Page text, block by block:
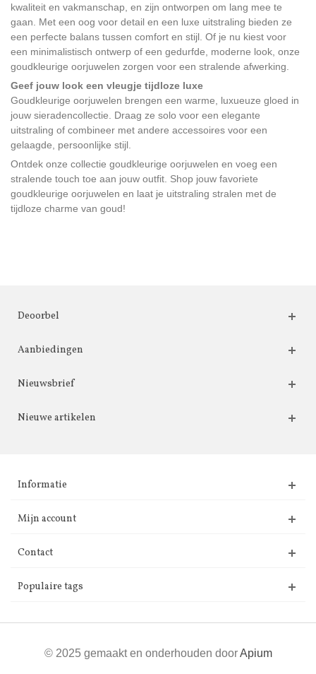
kwaliteit en vakmanschap, en zijn ontworpen om lang mee te
gaan. Met een oog voor detail en een luxe uitstraling bieden ze
een perfecte balans tussen comfort en stijl. Of je nu kiest voor
een minimalistisch ontwerp of een gedurfde, moderne look, onze
goudkleurige oorjuwelen zorgen voor een stralende afwerking.
Geef jouw look een vleugje tijdloze luxe
Goudkleurige oorjuwelen brengen een warme, luxueuze gloed in
jouw sieradencollectie. Draag ze solo voor een elegante
uitstraling of combineer met andere accessoires voor een
gelaagde, persoonlijke stijl.
Ontdek onze collectie goudkleurige oorjuwelen en voeg een
stralende touch toe aan jouw outfit. Shop jouw favoriete
goudkleurige oorjuwelen en laat je uitstraling stralen met de
tijdloze charme van goud!
Deoorbel
Aanbiedingen
Nieuwsbrief
Nieuwe artikelen
Informatie
Mijn account
Contact
Populaire tags
© 2025 gemaakt en onderhouden doorApium